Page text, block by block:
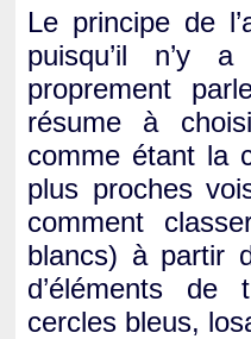
Le principe de
puisqu’il n’y
proprement
résume à
comme étant la
plus proches
comment
blancs) à partir
d’éléments de
cercles bleus,